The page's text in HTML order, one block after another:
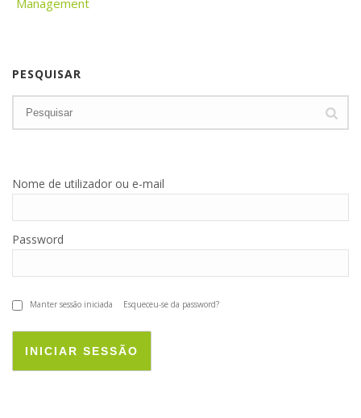
PESQUISAR
Nome de utilizador ou e-mail
Password
Manter sessão iniciada Esqueceu-se da password?
INICIAR SESSÃO